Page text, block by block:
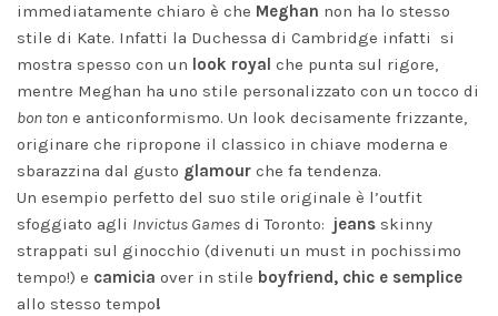
immediatamente chiaro è che Meghan non ha lo stesso
stile di Kate. Infatti la Duchessa di Cambridge infatti si
mostra spesso con un look royal che punta sul rigore,
mentre Meghan ha uno stile personalizzato con un tocco di
bon ton e anticonformismo. Un look decisamente frizzante,
originare che ripropone il classico in chiave moderna e
sbarazzina dal gusto glamour che fa tendenza.
Un esempio perfetto del suo stile originale è l’outfit
sfoggiato agli Invictus Games di Toronto: jeans skinny
strappati sul ginocchio (divenuti un must in pochissimo
tempo!) e camicia over in stile boyfriend, chic e semplice
allo stesso tempo!